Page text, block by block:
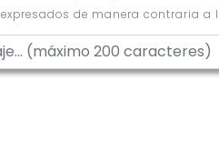
de manera contraria